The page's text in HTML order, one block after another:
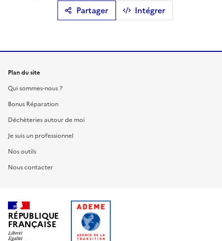
Partager Intégrer
Plan du site
Qui sommes-nous ?
Bonus Réparation
Déchèteries autour de moi
Je suis un professionnel
Nos outils
Nous contacter
RÉPUBLIQUE
FRANÇAISE